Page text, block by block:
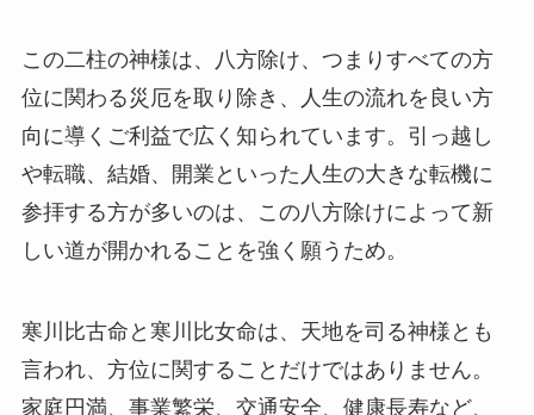
この二柱の神様は、八方除け、つまりすべての方
位に関わる災厄を取り除き、人生の流れを良い方
向に導くご利益で広く知られています。引っ越し
や転職、結婚、開業といった人生の大きな転機に
参拝する方が多いのは、この八方除けによって新
しい道が開かれることを強く願うため。
寒川比古命と寒川比女命は、天地を司る神様とも
言われ、方位に関することだけではありません。
家庭円満、事業繁栄、交通安全、健康長寿など、